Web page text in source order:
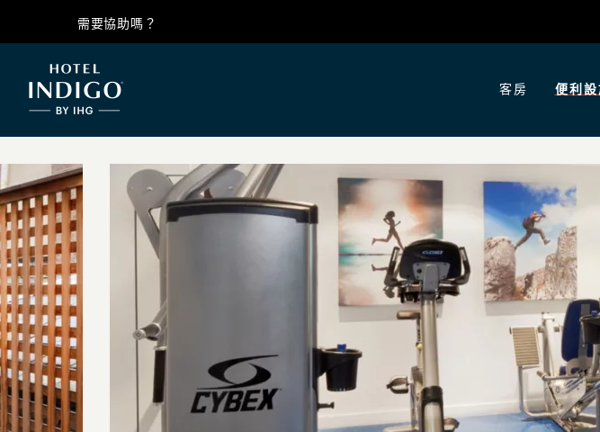
需要協助嗎？
客房 便利設